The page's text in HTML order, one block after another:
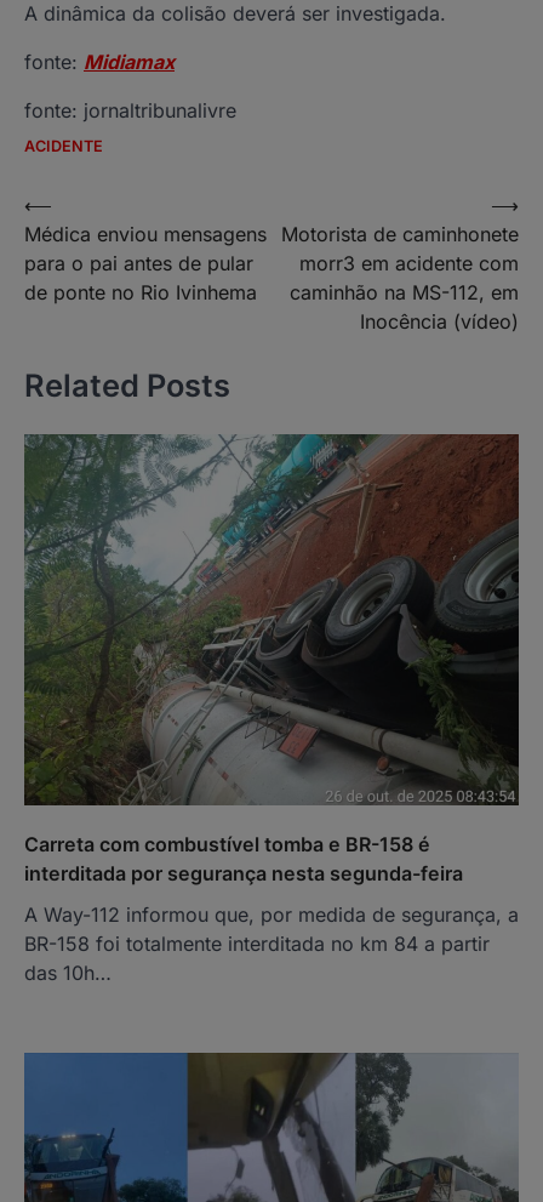
A dinâmica da colisão deverá ser investigada.
fonte: Midiamax
fonte: jornaltribunalivre
ACIDENTE
Navegação
de
Post
⟵
Médica enviou mensagens
para o pai antes de pular
de ponte no Rio Ivinhema
Motorista de caminhonete
morr3 em acidente com
caminhão na MS-112, em
Inocência (vídeo)
⟶
Related Posts
Carreta com combustível tomba e BR-158 é
interditada por segurança nesta segunda-feira
A Way-112 informou que, por medida de segurança, a
BR-158 foi totalmente interditada no km 84 a partir
das 10h…